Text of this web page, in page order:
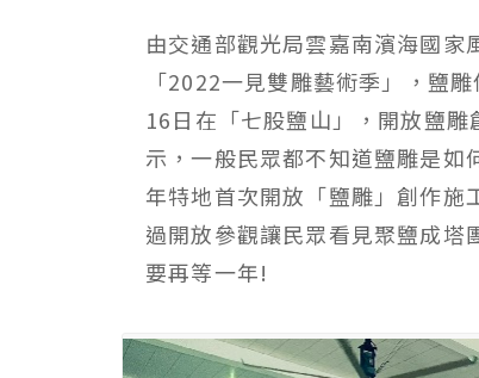
由交通部觀光局雲嘉南濱海國
「2022一見雙雕藝術季」，鹽
16日在「七股鹽山」，開放鹽
示，一般民眾都不知道鹽雕是如
年特地首次開放「鹽雕」創作施
過開放參觀讓民眾看見聚鹽成塔
要再等一年!